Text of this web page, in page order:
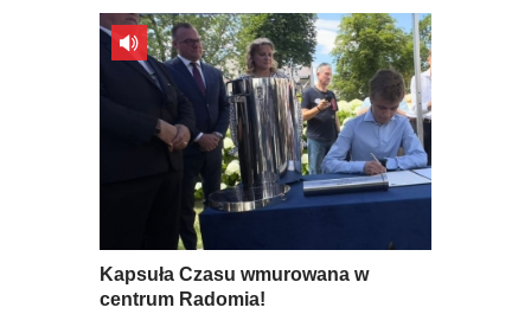
Kapsuła Czasu wmurowana w
centrum Radomia!